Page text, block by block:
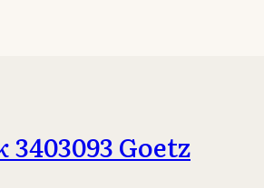
3403093 Goetz